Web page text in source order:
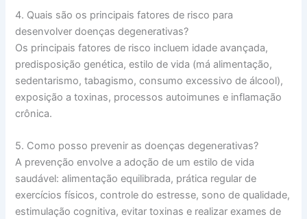
4. Quais são os principais fatores de risco para
desenvolver doenças degenerativas?
Os principais fatores de risco incluem idade avançada,
predisposição genética, estilo de vida (má alimentação,
sedentarismo, tabagismo, consumo excessivo de álcool),
exposição a toxinas, processos autoimunes e inflamação
crônica.
5. Como posso prevenir as doenças degenerativas?
A prevenção envolve a adoção de um estilo de vida
saudável: alimentação equilibrada, prática regular de
exercícios físicos, controle do estresse, sono de qualidade,
estimulação cognitiva, evitar toxinas e realizar exames de